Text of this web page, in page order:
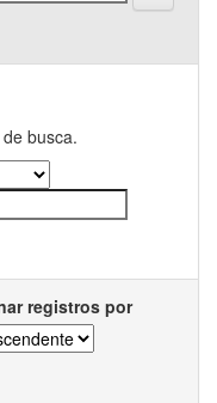
busca.
registros por